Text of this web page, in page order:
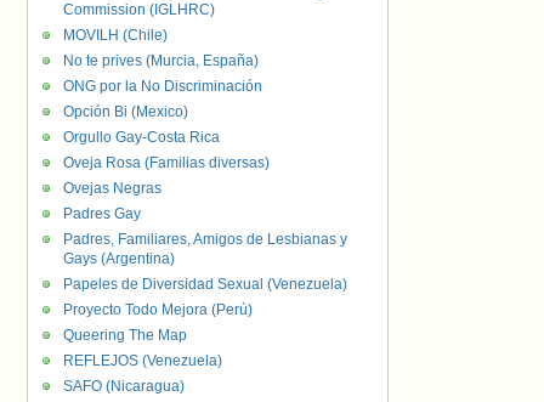
Commission (IGLHRC)
MOVILH (Chile)
No te prives (Murcia, España)
ONG por la No Discriminación
Opción Bi (Mexico)
Orgullo Gay-Costa Rica
Oveja Rosa (Familias diversas)
Ovejas Negras
Padres Gay
Padres, Familiares, Amigos de Lesbianas y
Gays (Argentina)
Papeles de Diversidad Sexual (Venezuela)
Proyecto Todo Mejora (Perú)
Queering The Map
REFLEJOS (Venezuela)
SAFO (Nicaragua)